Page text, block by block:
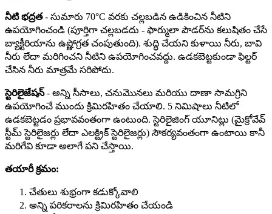
నీటి భద్రత- సుమారు 70°C వరకు చల్లబడిన ఉడికించిన నీటిని
ఉపయోగించండి (పూర్తిగా చల్లబడదు - ఫార్ములా పౌడర్‌ను కలుషితం చేసే
బ్యాక్టీరియాను ఉష్ణోగ్రత చంపుతుంది). శుద్ధి చేయని కుళాయి నీరు, బావి
నీరు లేదా మరిగించని నీటిని ఉపయోగించవద్దు. ఉడకబెట్టకుండా ఫిల్టర్
చేసిన నీరు మాత్రమే సరిపోదు.
స్టెరిలైజేషన్- అన్ని సీసాలు, చనుమొనలు మరియు దాణా సామగ్రిని
ఉపయోగించే ముందు క్రిమిరహితం చేయాలి. 5 నిమిషాలు నీటిలో
ఉడకబెట్టడం ప్రభావవంతంగా ఉంటుంది. స్టెరిలైజింగ్ యూనిట్లు (మైక్రోవేవ్
స్టీమ్ స్టెరిలైజర్లు లేదా ఎలక్ట్రిక్ స్టెరిలైజర్లు) సౌకర్యవంతంగా ఉంటాయి కానీ
మరిగేవి కూడా అలాగే పని చేస్తాయి.
తయారీ క్రమం:
చేతులు శుభ్రంగా కడుక్కోవాలి
అన్ని పరికరాలను క్రిమిరహితం చేయండి